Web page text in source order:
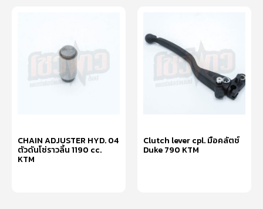
CHAIN ADJUSTER HYD. 04
ตัวดันโซ่ราวลิ้น 1190 cc.
KTM
Clutch lever cpl. มือคลัตช์
Duke 790 KTM